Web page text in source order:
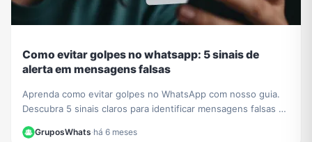
Como evitar golpes no whatsapp: 5 sinais de
alerta em mensagens falsas
Aprenda como evitar golpes no WhatsApp com nosso guia.
Descubra 5 sinais claros para identificar mensagens falsas e
proteger seus dados de criminosos.
GruposWhats·há 6 meses